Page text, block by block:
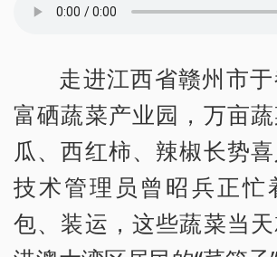
走进江西省赣州市
富硒蔬菜产业园，万亩
瓜、西红柿、辣椒长势
技术管理员曾昭兵正忙
包、装运，这些蔬菜当